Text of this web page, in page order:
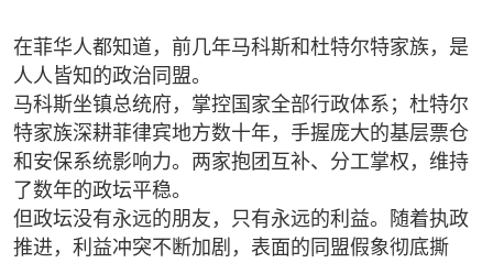
在菲华人都知道，前几年马科斯和杜特尔特家族，是
人人皆知的政治同盟。
马科斯坐镇总统府，掌控国家全部行政体系；杜特尔
特家族深耕菲律宾地方数十年，手握庞大的基层票仓
和安保系统影响力。两家抱团互补、分工掌权，维持
了数年的政坛平稳。
但政坛没有永远的朋友，只有永远的利益。随着执政
推进，利益冲突不断加剧，表面的同盟假象彻底撕